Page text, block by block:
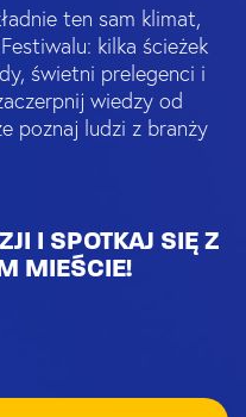
ten sam klimat,
kilka ścieżek
świetni prelegenci i
wiedzy od
poznaj ludzi z branży
I SPOTKAJ SIĘ Z
MIEŚCIE!